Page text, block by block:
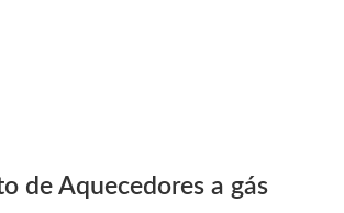
de Aquecedores a gás